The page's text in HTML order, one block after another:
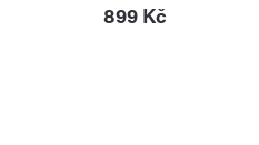
899 Kč